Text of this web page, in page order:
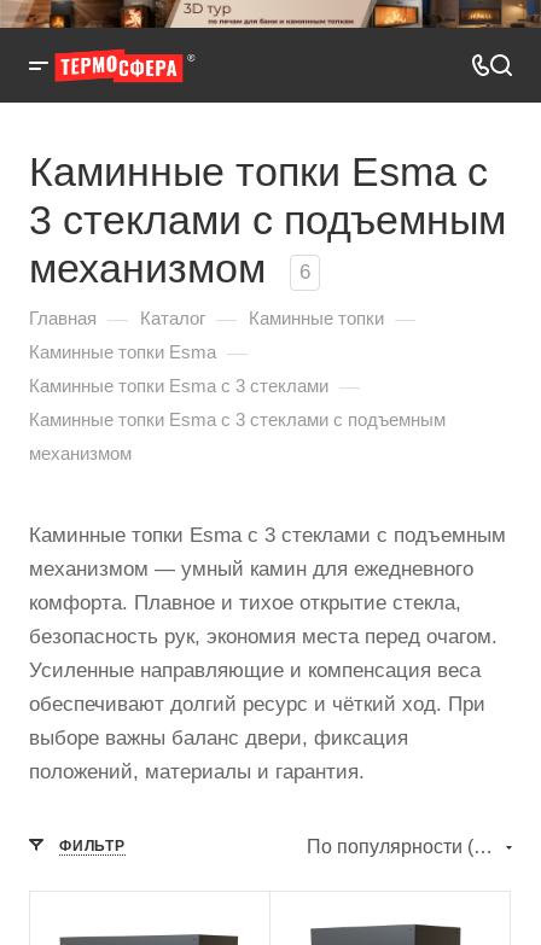
Каминные топки Esma с
3 стеклами с подъемным
механизмом
6
Главная — Каталог — Каминные топки —
Каминные топки Esma —
Каминные топки Esma с 3 стеклами —
Каминные топки Esma с 3 стеклами с подъемным
механизмом
Каминные топки Esma с 3 стеклами с подъемным
механизмом — умный камин для ежедневного
комфорта. Плавное и тихое открытие стекла,
безопасность рук, экономия места перед очагом.
Усиленные направляющие и компенсация веса
обеспечивают долгий ресурс и чёткий ход. При
выборе важны баланс двери, фиксация
положений, материалы и гарантия.
ФИЛЬТР По популярности (убывание)